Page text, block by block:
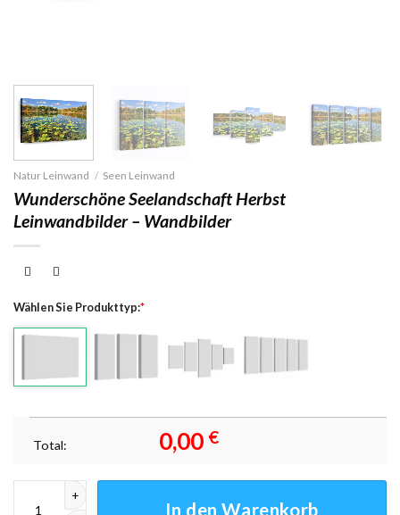
Natur Leinwand / Seen Leinwand
Wunderschöne Seelandschaft Herbst
Leinwandbilder – Wandbilder
Wählen Sie Produkttyp:*
Total: 0,00 €
In den Warenkorb